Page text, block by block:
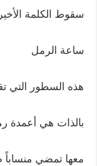
سقوط الكلمة
ساعة الرمل
هذه السطور التي
بالذات هي أعمدة
معها تمضي منساباً